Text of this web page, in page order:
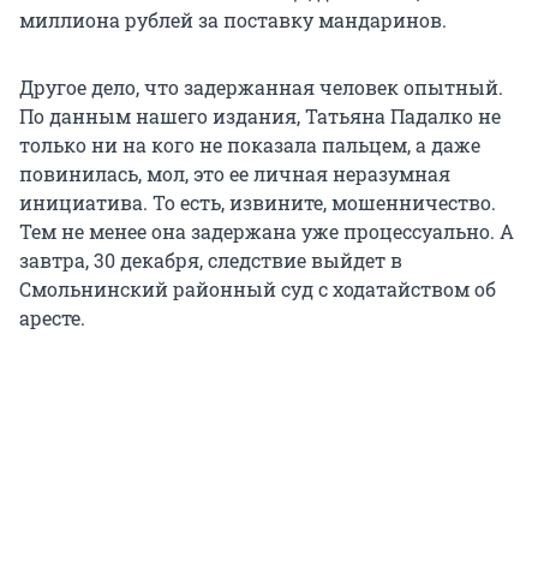
миллиона рублей за поставку мандаринов.
Другое дело, что задержанная человек опытный.
По данным нашего издания, Татьяна Падалко не
только ни на кого не показала пальцем, а даже
повинилась, мол, это ее личная неразумная
инициатива. То есть, извините, мошенничество.
Тем не менее она задержана уже процессуально. А
завтра, 30 декабря, следствие выйдет в
Смольнинский районный суд с ходатайством об
аресте.